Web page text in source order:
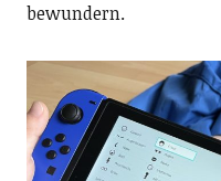
bewundern.